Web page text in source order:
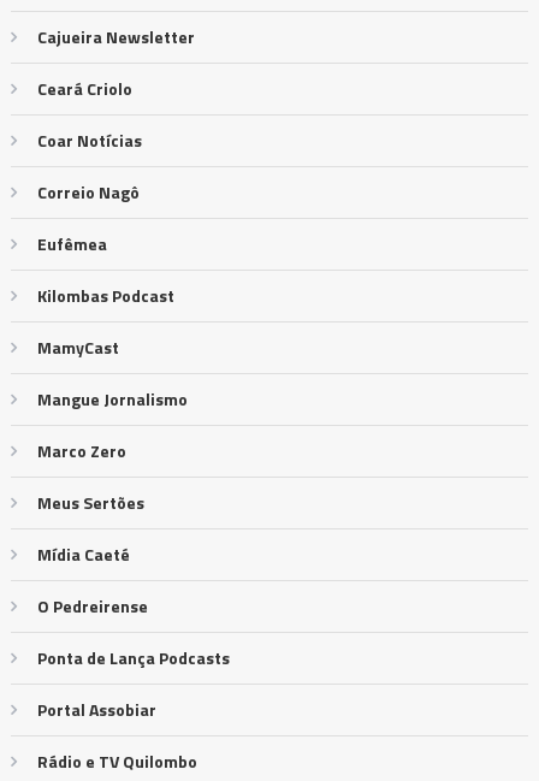
Cajueira Newsletter
Ceará Criolo
Coar Notícias
Correio Nagô
Eufêmea
Kilombas Podcast
MamyCast
Mangue Jornalismo
Marco Zero
Meus Sertões
Mídia Caeté
O Pedreirense
Ponta de Lança Podcasts
Portal Assobiar
Rádio e TV Quilombo